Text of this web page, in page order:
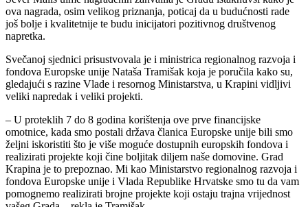
ova nagrada, osim velikog priznanja, poticaj da u budućnosti rade
još bolje i kvalitetnije te budu inicijatori pozitivnog društvenog
napretka.
Svečanoj sjednici prisustvovala je i ministrica regionalnog razvoja i
fondova Europske unije Nataša Tramišak koja je poručila kako su,
gledajući s razine Vlade i resornog Ministarstva, u Krapini vidljivi
veliki napredak i veliki projekti.
– U proteklih 7 do 8 godina korištenja ove prve financijske
omotnice, kada smo postali država članica Europske unije bili smo
željni iskoristiti što je više moguće dostupnih europskih fondova i
realizirati projekte koji čine boljitak diljem naše domovine. Grad
Krapina je to prepoznao. Mi kao Ministarstvo regionalnog razvoja i
fondova Europske unije i Vlada Republike Hrvatske smo tu da vam
pomognemo realizirati brojne projekte koji ostaju trajna vrijednost